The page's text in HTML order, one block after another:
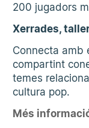
200 jugadors
Xerrades,
Connecta amb
compartint
temes
cultura pop.
Més